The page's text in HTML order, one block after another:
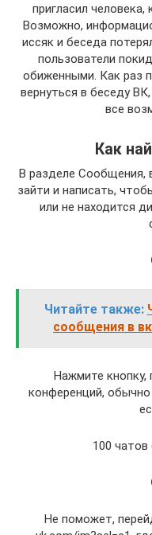
пригласил
Возможно,
иссяк и беседа
пользователи
обиженными. Как раз
вернуться в беседу
все
Как
В разделе Сообщения,
зайти и написать,
или не находится
Читайте также:
сообщения в
Нажмите кнопку,
конференций,
100 чатов
Не поможет,